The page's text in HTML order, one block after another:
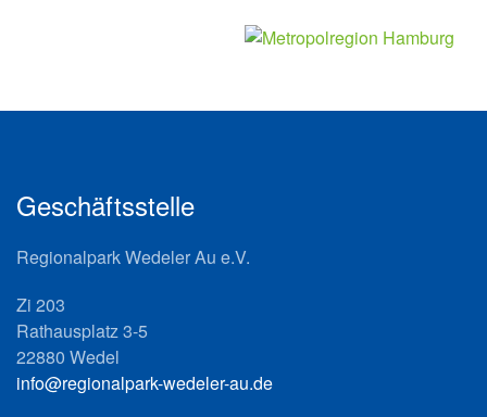
Geschäftsstelle
Regionalpark Wedeler Au e.V.
Zi 203
Rathausplatz 3-5
22880 Wedel
info@regionalpark-wedeler-au.de